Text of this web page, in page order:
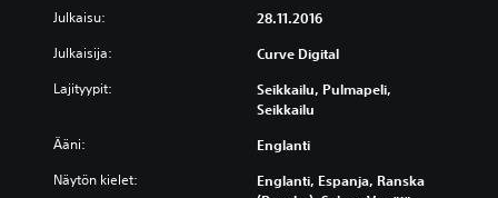
Julkaisu: 28.11.2016
Julkaisija: Curve Digital
Lajityypit:
Seikkailu, Pulmapeli,
Seikkailu
Ääni: Englanti
Näytön kielet:
Englanti, Espanja, Ranska